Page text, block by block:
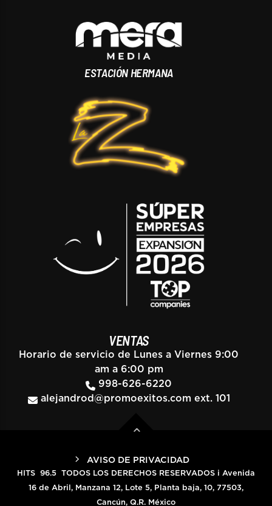
ESTACIÓN HERMANA
VENTAS
Horario de servicio de Lunes a Viernes 9:00
am a 6:00 pm
998-626-6220
alejandrod@promoexitos.com ext. 101
AVISO DE PRIVACIDAD
HITS 96.5 TODOS LOS DERECHOS RESERVADOS i Avenida
16 de Abril, Manzana 12, Lote 5, Planta baja, 10, 77503,
Cancún, Q.R. México